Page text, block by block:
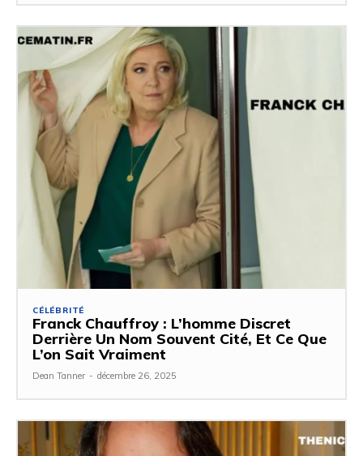
CÉLÉBRITÉ
Franck Chauffroy : L’homme Discret
Derrière Un Nom Souvent Cité, Et Ce Que
L’on Sait Vraiment
Dean Tanner - décembre 26, 2025